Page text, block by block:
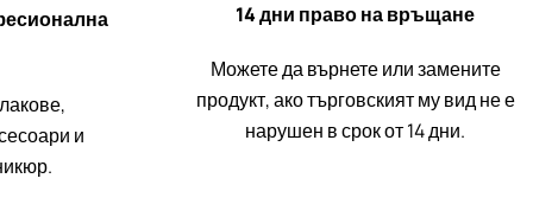
и
14 дни право на връщане
Можете да върнете или замените
продукт, ако търговският му вид не е
нарушен в срок от 14 дни.